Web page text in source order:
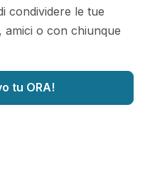
condividere le tue
amici o con chiunque
tu ORA!